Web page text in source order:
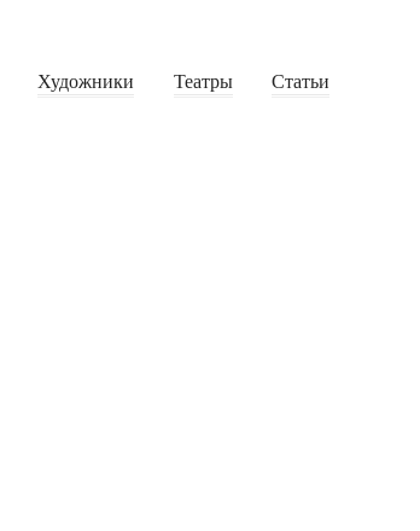
Художники Театры Статьи